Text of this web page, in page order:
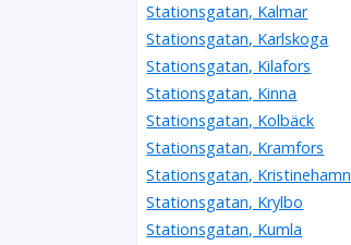
Stationsgatan, Kalmar
Stationsgatan, Karlskoga
Stationsgatan, Kilafors
Stationsgatan, Kinna
Stationsgatan, Kolbäck
Stationsgatan, Kramfors
Stationsgatan, Kristinehamn
Stationsgatan, Krylbo
Stationsgatan, Kumla